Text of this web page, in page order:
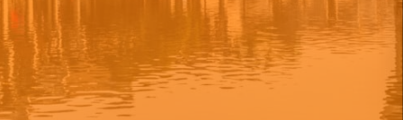
האטרקציות
Luang